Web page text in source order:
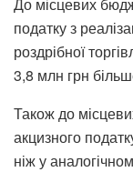
податку з
роздрібної
3,8 млн грн
Також до
акцизного
ніж у